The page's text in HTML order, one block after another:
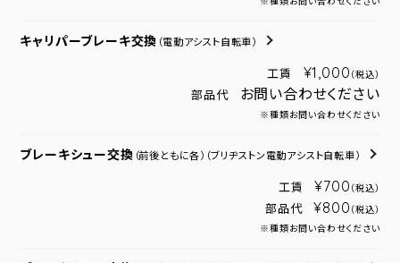
キャリパーブレーキ交換 （電動アシスト自転車）
工賃 ¥1,000 （税込）
部品代 お問い合わせください
※種類お問い合わせください
ブレーキシュー交換 （前後ともに各） （ブリヂストン電動アシスト自転車）
工賃 ¥700 （税込）
部品代 ¥800 （税込）
※種類お問い合わせください